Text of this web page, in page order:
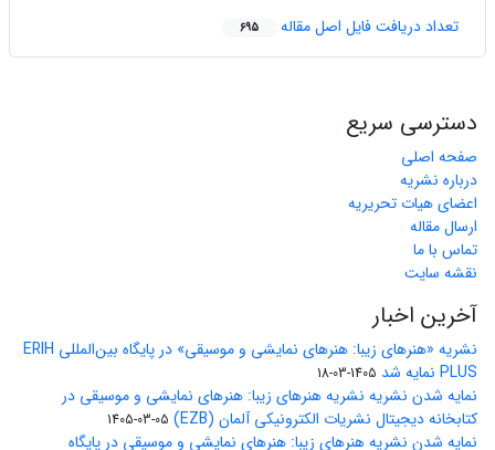
تعداد دریافت فایل اصل مقاله 695
دسترسی سریع
صفحه اصلی
درباره نشریه
اعضای هیات تحریریه
ارسال مقاله
تماس با ما
نقشه سایت
آخرین اخبار
نشریه «هنرهای زیبا: هنرهای نمایشی و موسیقی» در پایگاه بین‌المللی ERIH
PLUS نمایه شد
1405-03-18
نمایه شدن نشریه نشریه هنرهای زیبا: هنرهای نمایشی و موسیقی در
کتابخانه دیجیتال نشریات الکترونیکی آلمان (EZB)
1405-03-05
نمایه شدن نشریه هنرهای زیبا: هنرهای نمایشی و موسیقی در پایگاه